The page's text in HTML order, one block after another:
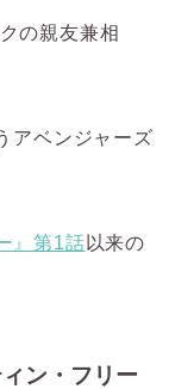
の親友兼相
アベンジャーズ
』第1話 以来の
ン・フリー